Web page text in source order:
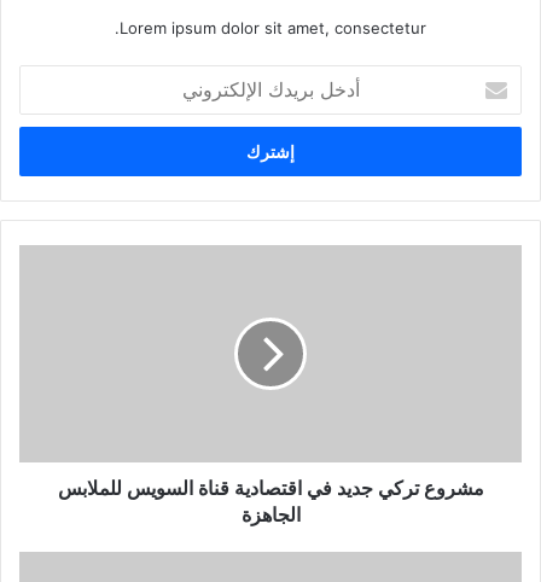
Lorem ipsum dolor sit amet, consectetur.
خ
ب
ر
مشروع تركي جديد في اقتصادية قناة السويس للملابس
الجاهزة